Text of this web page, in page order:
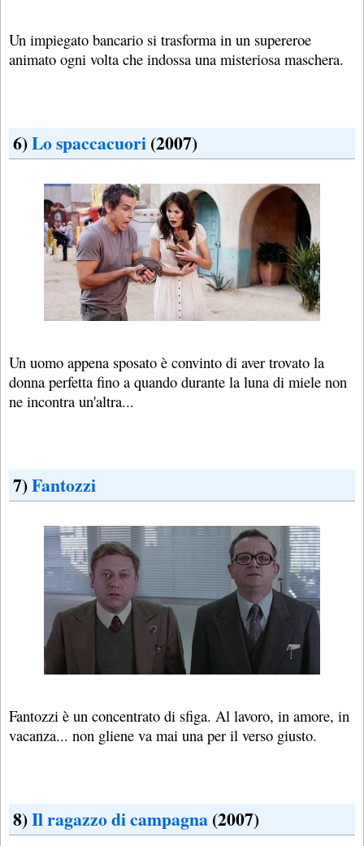
Un impiegato bancario si trasforma in un supereroe
animato ogni volta che indossa una misteriosa maschera.
6)Lo spaccacuori(2007)
Un uomo appena sposato è convinto di aver trovato la
donna perfetta fino a quando durante la luna di miele non
ne incontra un'altra...
7)Fantozzi
Fantozzi è un concentrato di sfiga. Al lavoro, in amore, in
vacanza... non gliene va mai una per il verso giusto.
8)Il ragazzo di campagna(2007)